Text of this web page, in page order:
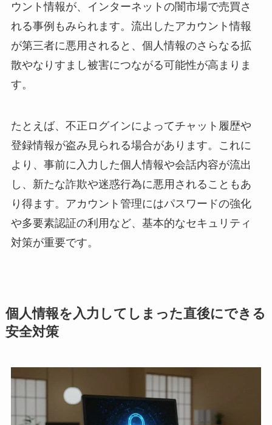
ウント情報が、インターネットの闇市場で売買さ
れる事例もみられます。流出したアカウント情報
が第三者に悪用されると、個人情報のさらなる拡
散やなりすまし被害につながる可能性が高まりま
す。
たとえば、不正ログインによってチャット履歴や
登録情報が盗み見られる場合があります。これに
より、事前に入力した個人情報や会話内容が流出
し、新たな詐欺や迷惑行為に悪用されることもあ
り得ます。アカウント管理にはパスワードの強化
や多要素認証の利用など、基本的なセキュリティ
対策が重要です。
個人情報を入力してしまった直後にできる
安全対策